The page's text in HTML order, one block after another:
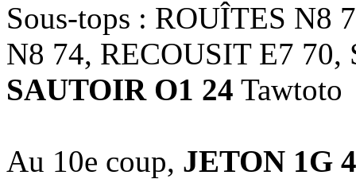
Sous-tops : ROUÎTES N8
N8 74, RECOUSIT E7 70,
SAUTOIR O1 24 Tawtoto
Au 10e coup, JETON 1G